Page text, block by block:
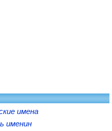
имена
именин